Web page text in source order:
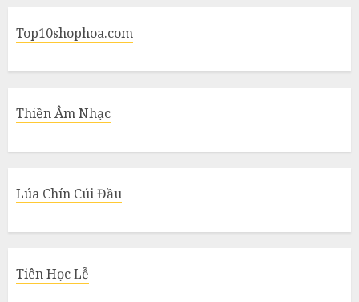
Top10shophoa.com
Thiền Âm Nhạc
Lúa Chín Cúi Đầu
Tiên Học Lễ